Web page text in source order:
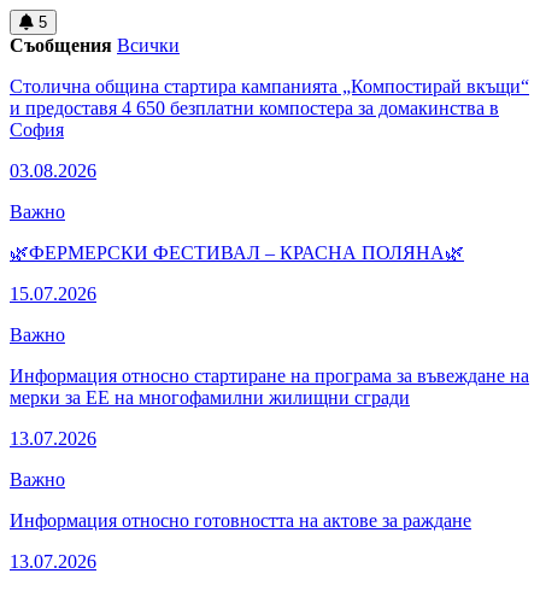
5
Съобщения Всички
Столична община стартира кампанията „Компостирай вкъщи“
и предоставя 4 650 безплатни компостера за домакинства в
София
03.08.2026
Важно
🌿ФЕРМЕРСКИ ФЕСТИВАЛ – КРАСНА ПОЛЯНА🌿
15.07.2026
Важно
Информация относно стартиране на програма за въвеждане на
мерки за ЕЕ на многофамилни жилищни сгради
13.07.2026
Важно
Информация относно готовността на актове за раждане
13.07.2026